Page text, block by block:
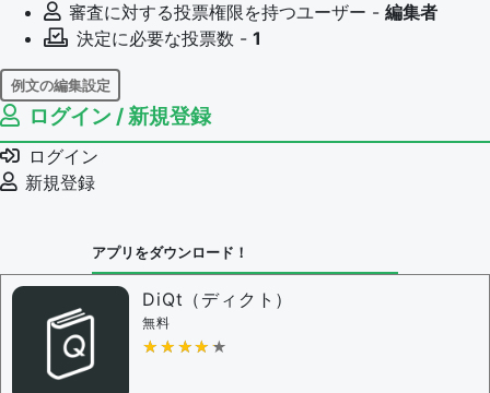
審査に対する投票権限を持つユーザー - 編集者
決定に必要な投票数 - 1
例文の編集設定
例文の編集権限を持つユーザー -
例文の削除を審査する
審査に対する投票権限を持つユーザー -
決定に必要な投票数 -
問題の編集権限を持つユーザー -すべてのユーザー
審査に対する投票権限を持つユーザー -
決定に必要な投票数 -
編集ガイドライン
ログイン / 新規登録
ログイン
新規登録
アプリをダウンロード！
DiQt（ディクト）
無料
★★★★★
★★★★★